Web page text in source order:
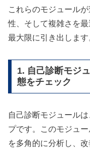
これらのモジュール
性、そして複雑さを
最大限に引き出します
1. 自己診断モジ
態をチェック
自己診断モジュール
プです。このモジュ
を多角的に分析し、